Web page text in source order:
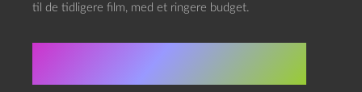
til de tidligere film, med et ringere budget.